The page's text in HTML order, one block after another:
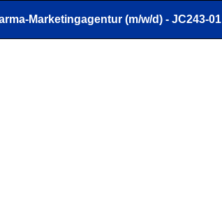
Marketingagentur (m/w/d) - JC243-01